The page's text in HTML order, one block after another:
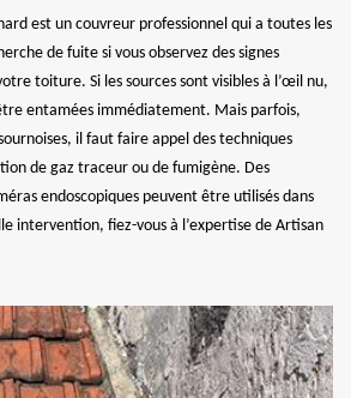
est un couvreur professionnel qui a toutes les
de fuite si vous observez des signes
toiture. Si les sources sont visibles à l’œil nu,
entamées immédiatement. Mais parfois,
il faut faire appel des techniques
de gaz traceur ou de fumigène. Des
endoscopiques peuvent être utilisés dans
intervention, fiez-vous à l’expertise de Artisan